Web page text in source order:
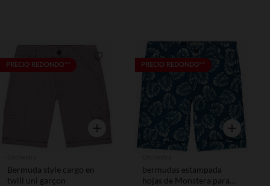
PRECIO REDONDO** Lista de requisitos
Vista rápida
Bermuda style cargo en
twill uni garçon
PRECIO REDONDO** Lista de
Vista rápida
bermudas estampada
hojas de Monstera para